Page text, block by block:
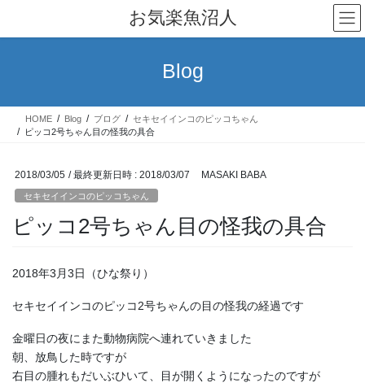
テ
ス
ゲ
ン
お気楽魚沼人
Blog
HOME Blog ブログ
セキセイインコのピッコちゃん
ピッコ2号ちゃん目の怪我の具合
2018/03/05 / 最終更新日時 : 2018/03/07 MASAKI BABA
セキセイインコのピッコちゃん
ピッコ2号ちゃん目の怪我の具合
2018年3月3日（ひな祭り）
セキセイインコのピッコ2号ちゃんの目の怪我の経過です
金曜日の夜にまた動物病院へ連れていきました
朝、放鳥した時ですが
右目の腫れもだいぶひいて、目が開くようになったのですが